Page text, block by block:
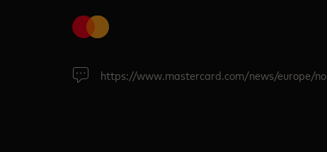
https://www.mastercard.com/news/europe/no